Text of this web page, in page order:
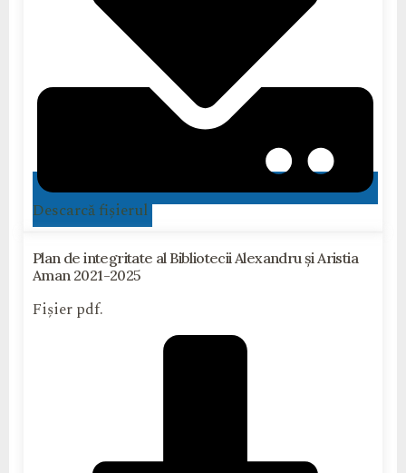
Descarcă fișierul
Plan de integritate al Bibliotecii Alexandru și Aristia
Aman 2021-2025
Fișier pdf.